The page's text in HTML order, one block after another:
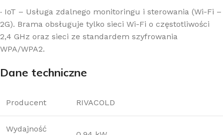
‧ IoT – Usługa zdalnego monitoringu i sterowania (Wi-Fi –
2G). Brama obsługuje tylko sieci Wi-Fi o częstotliwości
2,4 GHz oraz sieci ze standardem szyfrowania
WPA/WPA2.
Dane techniczne
Producent RIVACOLD
Wydajność